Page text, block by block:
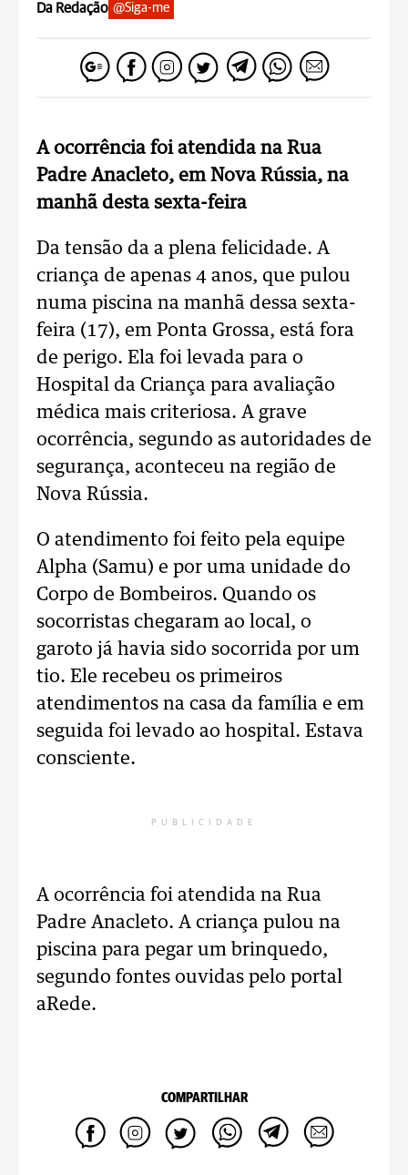
Da Redação @Siga-me
A ocorrência foi atendida na Rua
Padre Anacleto, em Nova Rússia, na
manhã desta sexta-feira
Da tensão da a plena felicidade. A
criança de apenas 4 anos, que pulou
numa piscina na manhã dessa sexta-
feira (17), em Ponta Grossa, está fora
de perigo. Ela foi levada para o
Hospital da Criança para avaliação
médica mais criteriosa. A grave
ocorrência, segundo as autoridades de
segurança, aconteceu na região de
Nova Rússia.
O atendimento foi feito pela equipe
Alpha (Samu) e por uma unidade do
Corpo de Bombeiros. Quando os
socorristas chegaram ao local, o
garoto já havia sido socorrida por um
tio. Ele recebeu os primeiros
atendimentos na casa da família e em
seguida foi levado ao hospital. Estava
consciente.
PUBLICIDADE
A ocorrência foi atendida na Rua
Padre Anacleto. A criança pulou na
piscina para pegar um brinquedo,
segundo fontes ouvidas pelo portal
aRede.
COMPARTILHAR